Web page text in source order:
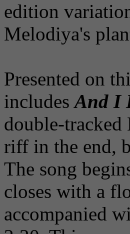
edition
Melodiya's
Presented on
includesAnd I
double-tracked
riff in the end,
The song
closes with a
accompanied